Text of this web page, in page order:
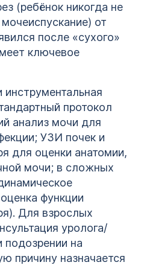
(ребёнок никогда не
от
после «сухого»
ключевое
инструментальная
протокол
анализ мочи для
УЗИ почек и
для оценки анатомии,
мочи; в сложных
функции
Для взрослых
уролога/
подозрении на
причину назначается